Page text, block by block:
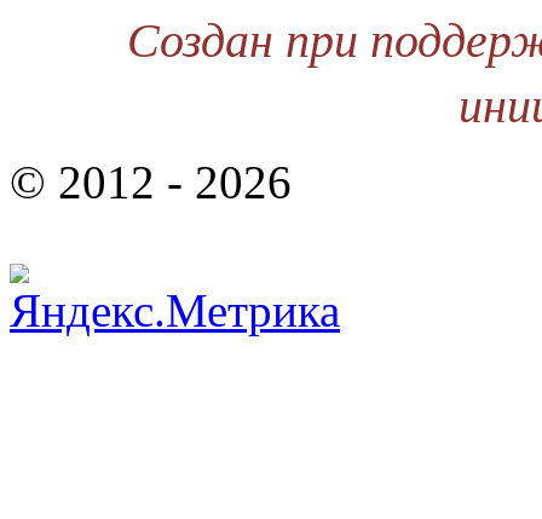
Создан при
© 2012 - 2026